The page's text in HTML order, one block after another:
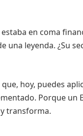
estaba en coma
una leyenda. ¿Su
hoy, puedes
Porque un
transforma.